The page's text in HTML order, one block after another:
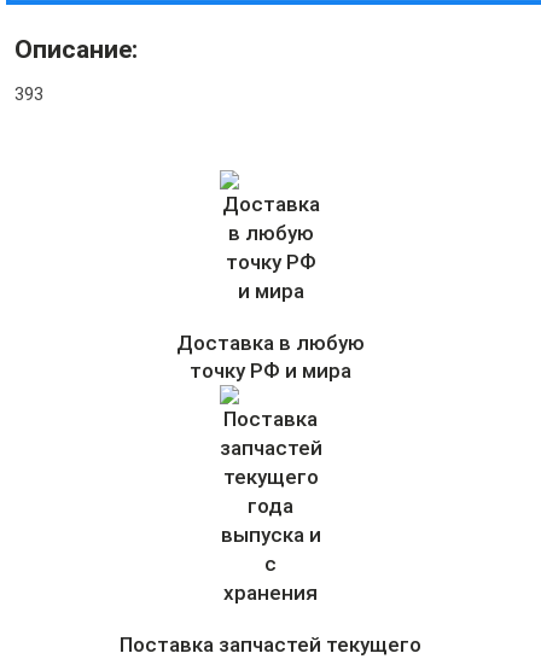
Описание:
393
Доставка в любую
точку РФ и мира
Поставка запчастей текущего